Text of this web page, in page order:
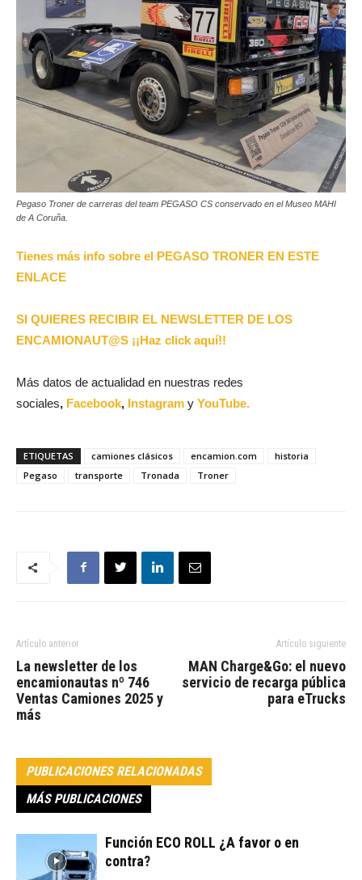
Pegaso Troner de carreras del team PEGASO CS conservado en el Museo MAHI
de A Coruña.
Tienes más info sobre el PEGASO TRONER EN ESTE
ENLACE
SI QUIERES RECIBIR EL NEWSLETTER DE LOS
ENCAMIONAUT@S ¡¡Haz click aquí!!
Más datos de actualidad en nuestras redes
sociales, Facebook, Instagram y YouTube.
ETIQUETAS camiones clásicos encamion.com
historia
Pegaso
transporte Tronada Troner
Artículo anterior
La newsletter de los
encamionautas nº 746
Ventas Camiones 2025 y
más
Artículo siguiente
MAN Charge&Go: el nuevo
servicio de recarga pública
para eTrucks
PUBLICACIONES RELACIONADAS
MÁS PUBLICACIONES
Función ECO ROLL ¿A favor o en
contra?